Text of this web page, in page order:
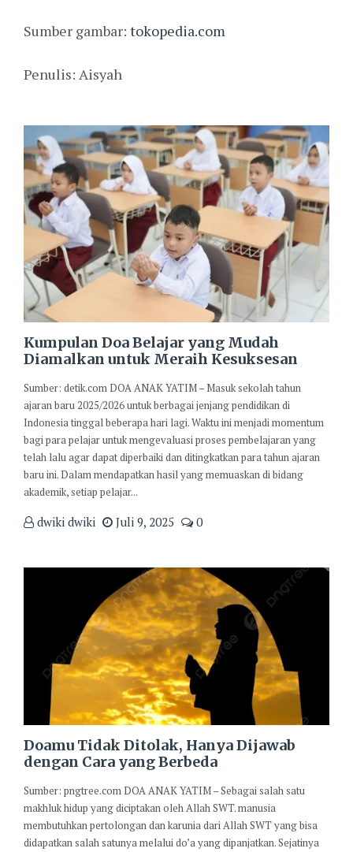
Sumber gambar: tokopedia.com
Penulis: Aisyah
Kumpulan Doa Belajar yang Mudah
Diamalkan untuk Meraih Kesuksesan
Sumber: detik.com DOA ANAK YATIM – Masuk sekolah tahun
ajaran baru 2025/2026 untuk berbagai jenjang pendidikan di
Indonesia tinggal beberapa hari lagi. Waktu ini menjadi momentum
bagi para pelajar untuk mengevaluasi proses pembelajaran yang
telah lalu agar dapat diperbaiki dan ditingkatkan para tahun ajaran
baru ini. Dalam mendapatkan hasil yang memuaskan di bidang
akademik, setiap pelajar...
dwiki dwiki Juli 9, 2025 0
Doamu Tidak Ditolak, Hanya Dijawab
dengan Cara yang Berbeda
Sumber: pngtree.com DOA ANAK YATIM – Sebagai salah satu
makhluk hidup yang diciptakan oleh Allah SWT. manusia
membutuhkan pertolongan dan karunia dari Allah SWT yang bisa
didapatkan salah satunya melalui do’a yang dipanjatkan. Sejatinya